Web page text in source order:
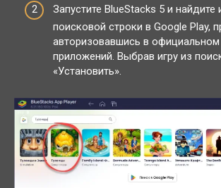
Запустите BlueStacks 5 и
поисковой строки в Google Play,
авторизовавшись в официальном
приложений. Выбрав игру из
«Установить».